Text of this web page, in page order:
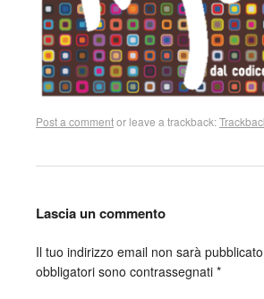
Post a commentor leave a trackback:
Lascia un commento
Il tuo indirizzo email non sarà
obbligatori sono contrassegnati *